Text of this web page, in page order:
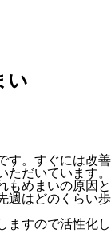
い
す。すぐには改善
だいています。
もめまいの原因と
週はどのくらい歩
ますので活性化し